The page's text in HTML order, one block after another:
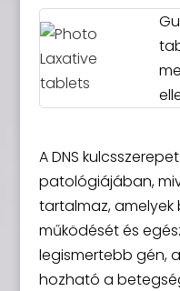
A DNS
patológiájában,
tartalmaz,
működését és
legismertebb gén,
hozható a